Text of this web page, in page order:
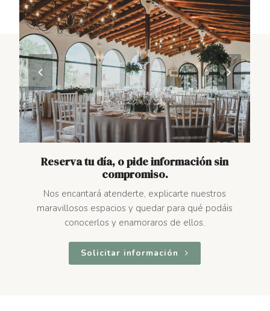
previous
slide
next
slide
Reserva tu día, o pide información sin
compromiso.
Nos encantará atenderte, explicarte nuestros
maravillosos espacios y quedar para qué podáis
conocerlos y enamoraros de ellos.
Solicitar información